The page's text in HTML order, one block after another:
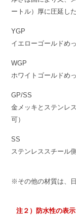
ートル）厚に圧延し
YGP
イエローゴールドめ
WGP
ホワイトゴールドめ
GP/SS
金メッキとステンレ
可）
SS
ステンレススチール側
※その他の材質は、
注２）防水性の表示